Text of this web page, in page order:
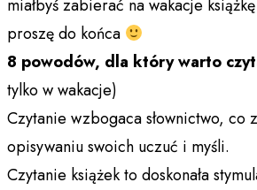
miałbyś zabierać na wakacje
proszę do końca
8 powodów, dla który warto
tylko w wakacje)
Czytanie wzbogaca słownictwo, co
opisywaniu swoich uczuć i myśli.
Czytanie książek to doskonała